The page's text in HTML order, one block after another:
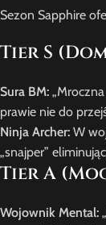
Sezon Sapphire
Tier S
Sura BM:
prawie nie do
Ninja Archer: W
„snajper”
Tier A
Wojownik Mental: